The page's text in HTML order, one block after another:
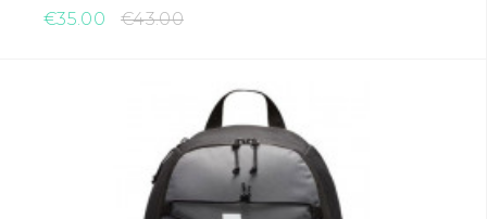
€35.00
€43.00